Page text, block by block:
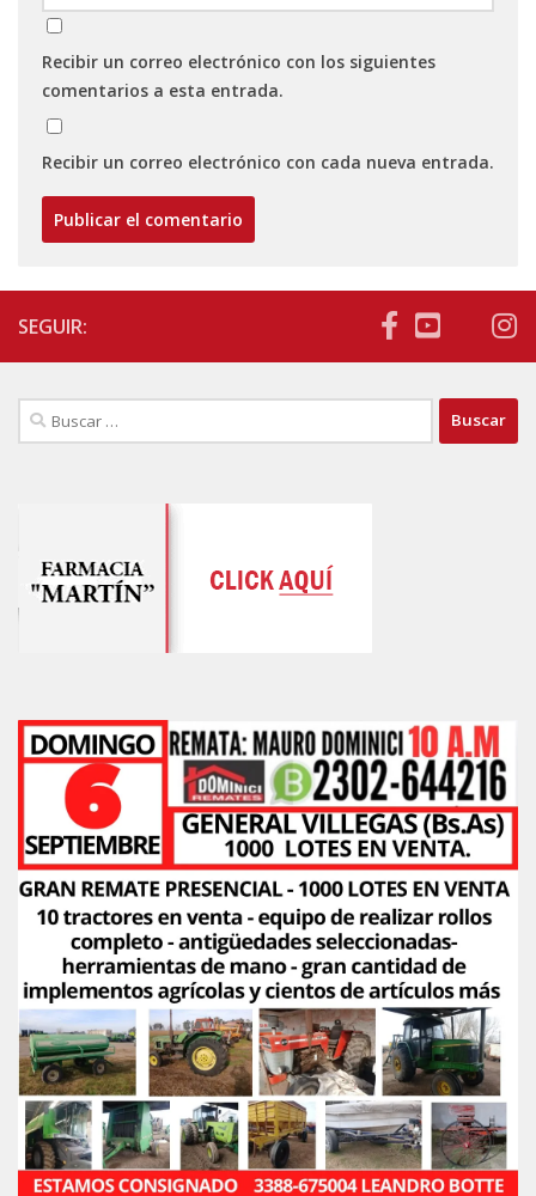
Recibir un correo electrónico con los siguientes
comentarios a esta entrada.
Recibir un correo electrónico con cada nueva entrada.
SEGUIR:
Buscar: